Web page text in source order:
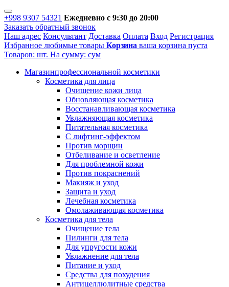
+998 9307 54321 Ежедневно с 9:30 до 20:00
Заказать обратный звонок
Наш адрес Консультант Доставка Оплата Вход Регистрация
Избранное любимые товары Корзина ваша корзина пуста
Товаров: шт. На сумму: сум
Магазинпрофессиональной косметики
Косметика для лица
Очищение кожи лица
Обновляющая косметика
Восстанавливающая косметика
Увлажняющая косметика
Питательная косметика
С лифтинг-эффектом
Против морщин
Отбеливание и осветление
Для проблемной кожи
Против покраснений
Макияж и уход
Защита и уход
Лечебная косметика
Омолаживающая косметика
Косметика для тела
Очищение тела
Пилинги для тела
Для упругости кожи
Увлажнение для тела
Питание и уход
Средства для похудения
Антицеллюлитные средства